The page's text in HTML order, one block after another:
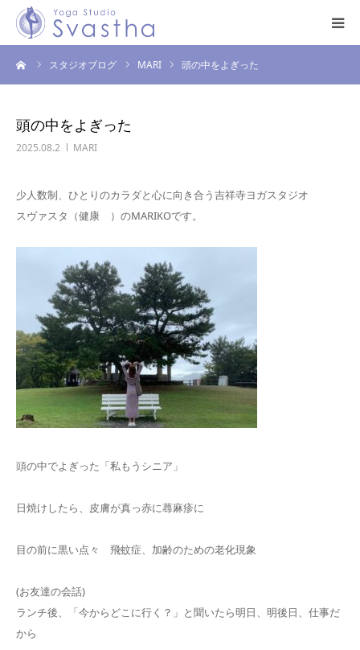
スタジオブログ MARI 頭の中をよぎった
頭の中をよぎった
2025.08.2 MARI
少人数制、ひとりのカラダと心に向き合う吉祥寺ヨガスタジオ
スヴァスタ（健康 ）のMARIKOです。
頭の中でよぎった「私もうシニア」
日焼けしたら、皮膚が真っ赤に蕁麻疹に
目の前に黒い点々 飛蚊症、加齢のための老化現象
(お友達の会話)
ランチ後、「今からどこに行く？」と聞いたら明日、明後日、仕事だ
から
はじめての方へ
スタジオ案内
お問い合わせ